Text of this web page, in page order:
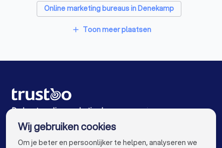
Online marketing bureaus in Denekamp
Online marketing bureaus in Haaksbergen
Online marketing bureaus in Langeveen
Online marketing bureaus in Vriezenveen
Online marketing bureaus in Amsterdam
add Toon meer plaatsen
De beste online marketing bureaus voor jou
Wij gebruiken cookies
Om je beter en persoonlijker te helpen, analyseren we